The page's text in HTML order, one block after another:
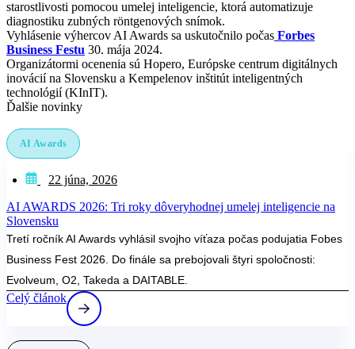
starostlivosti pomocou umelej inteligencie, ktorá automatizuje
diagnostiku zubných röntgenových snímok.
Vyhlásenie výhercov AI Awards sa uskutočnilo počas Forbes
Business Festu 30. mája 2024.
Organizátormi ocenenia sú Hopero, Európske centrum digitálnych
inovácií na Slovensku a Kempelenov inštitút inteligentných
technológií (KInIT).
Ďalšie novinky
AI Awards
22 júna, 2026
AI AWARDS 2026: Tri roky dôveryhodnej umelej inteligencie na
Slovensku
Tretí ročník AI Awards vyhlásil svojho víťaza počas podujatia Fobes
Business Fest 2026. Do finále sa prebojovali štyri spoločnosti:
Evolveum, O2, Takeda a DAITABLE.
Celý článok